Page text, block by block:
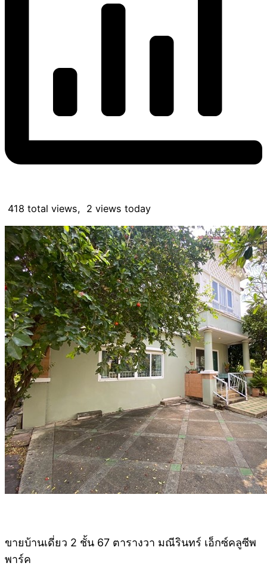
418 total views, 2 views today
ขายบ้านเดี่ยว 2 ชั้น 67 ตารางวา มณีรินทร์ เอ็กซ์คลูซีพ
พาร์ค